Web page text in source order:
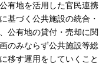
有地を活用した官民連携
基づく公共施設の統合・
公有地の貸付・売却に関
のみならず公共施設等総
移す運用をしていくこと